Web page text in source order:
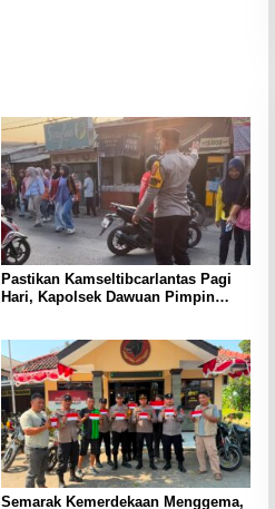
Pastikan Kamseltibcarlantas Pagi
Hari, Kapolsek Dawuan Pimpin
Semarak Kemerdekaan Menggema,